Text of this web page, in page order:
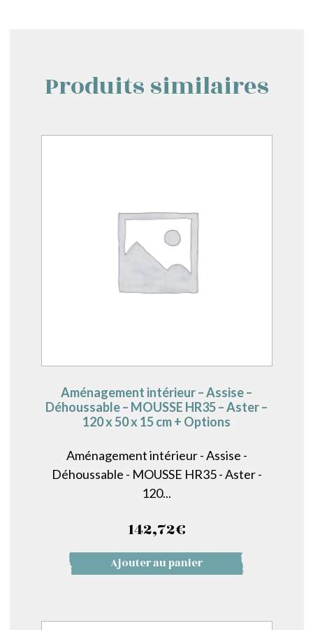
Produits similaires
Aménagement intérieur – Assise –
Déhoussable – MOUSSE HR35 – Aster –
120 x 50 x 15 cm + Options
Aménagement intérieur - Assise -
Déhoussable - MOUSSE HR35 - Aster -
120...
142,72€
Ajouter au panier